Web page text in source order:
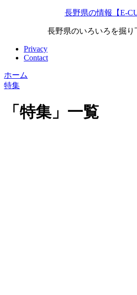
長野県の情報【E-
長野県のいろいろを掘り
Privacy
Contact
ホーム
特集
「 特集 」 一覧